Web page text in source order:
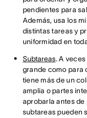
pendientes para
Además, usa los
distintas tareas y
uniformidad en
Subtareas. A
grande como para
tiene más de un
amplia o partes
aprobarla antes de
subtareas pueden